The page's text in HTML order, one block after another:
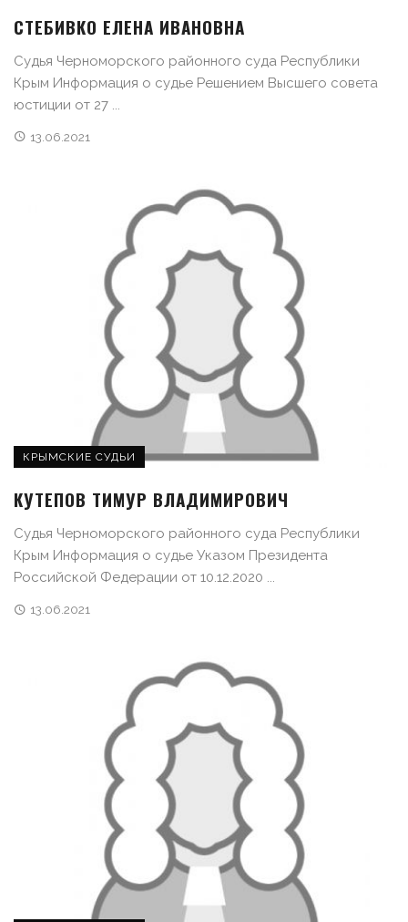
СТЕБИВКО ЕЛЕНА ИВАНОВНА
Судья Черноморского районного суда Республики
Крым Информация о судье Решением Высшего совета
юстиции от 27 ...
13.06.2021
КРЫМСКИЕ СУДЬИ
КУТЕПОВ ТИМУР ВЛАДИМИРОВИЧ
Судья Черноморского районного суда Республики
Крым Информация о судье Указом Президента
Российской Федерации от 10.12.2020 ...
13.06.2021